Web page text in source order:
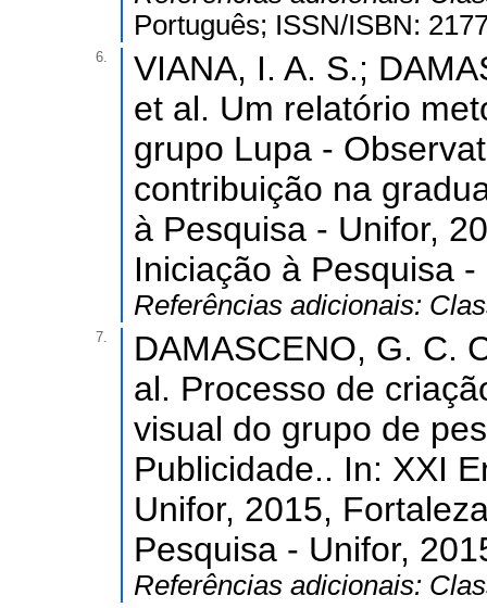
Português; ISSN/ISBN:
6.
VIANA, I. A. S.;
et al. Um relatório
grupo Lupa -
contribuição na
à Pesquisa - Unifor,
Iniciação à Pesquisa
Referências adicionais:
7.
DAMASCENO, G. C.
al. Processo de
visual do grupo de
Publicidade.. In: XXI
Unifor, 2015,
Pesquisa - Unifor,
Referências adicionais: